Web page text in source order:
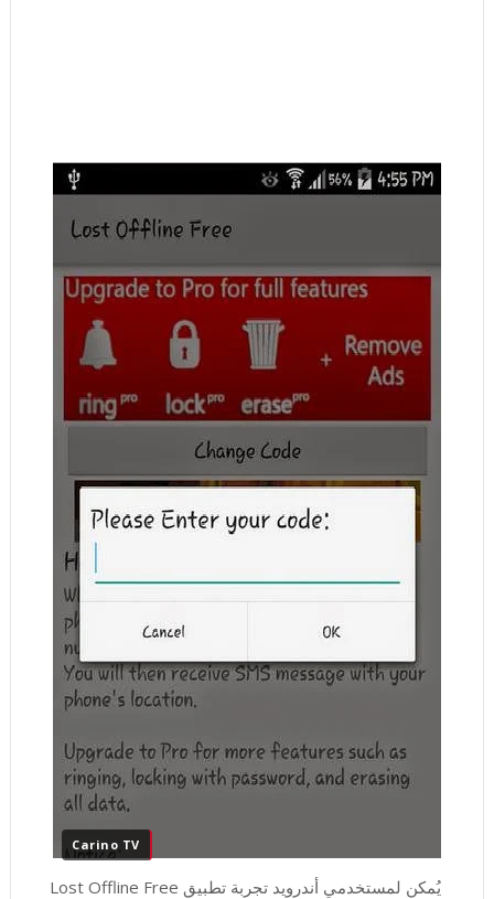
Carino TV
يُمكن لمستخدمي أندرويد تجربة تطبيق Lost Offline Free